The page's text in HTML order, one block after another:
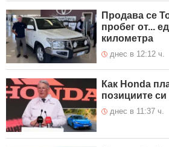
Продава се
пробег от...
километра
днес в 12:12 ч.
Как Honda
позициите
днес в 11:37 ч.